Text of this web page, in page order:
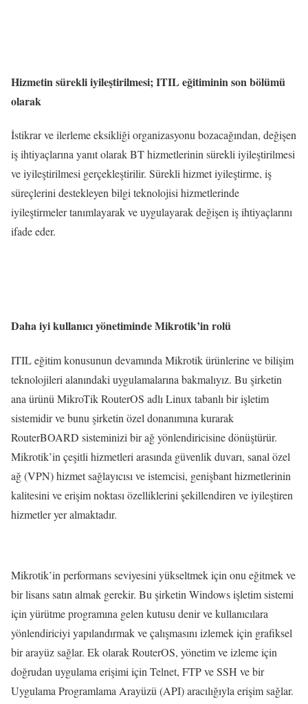
Hizmetin sürekli iyileştirilmesi; ITIL eğitiminin son bölümü
olarak
İstikrar ve ilerleme eksikliği organizasyonu bozacağından, değişen
iş ihtiyaçlarına yanıt olarak BT hizmetlerinin sürekli iyileştirilmesi
ve iyileştirilmesi gerçekleştirilir. Sürekli hizmet iyileştirme, iş
süreçlerini destekleyen bilgi teknolojisi hizmetlerinde
iyileştirmeler tanımlayarak ve uygulayarak değişen iş ihtiyaçlarını
ifade eder.
Daha iyi kullanıcı yönetiminde Mikrotik’in rolü
ITIL eğitim konusunun devamında Mikrotik ürünlerine ve bilişim
teknolojileri alanındaki uygulamalarına bakmalıyız. Bu şirketin
ana ürünü MikroTik RouterOS adlı Linux tabanlı bir işletim
sistemidir ve bunu şirketin özel donanımına kurarak
RouterBOARD sisteminizi bir ağ yönlendiricisine dönüştürür.
Mikrotik’in çeşitli hizmetleri arasında güvenlik duvarı, sanal özel
ağ (VPN) hizmet sağlayıcısı ve istemcisi, genişbant hizmetlerinin
kalitesini ve erişim noktası özelliklerini şekillendiren ve iyileştiren
hizmetler yer almaktadır.
Mikrotik’in performans seviyesini yükseltmek için onu eğitmek ve
bir lisans satın almak gerekir. Bu şirketin Windows işletim sistemi
için yürütme programına gelen kutusu denir ve kullanıcılara
yönlendiriciyi yapılandırmak ve çalışmasını izlemek için grafiksel
bir arayüz sağlar. Ek olarak RouterOS, yönetim ve izleme için
doğrudan uygulama erişimi için Telnet, FTP ve SSH ve bir
Uygulama Programlama Arayüzü (API) aracılığıyla erişim sağlar.